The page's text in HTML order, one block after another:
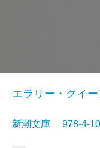
エラリー・クイ
新潮文庫 978-4-